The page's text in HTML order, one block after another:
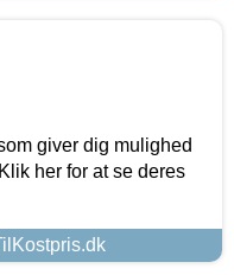
giver dig mulighed
her for at se deres